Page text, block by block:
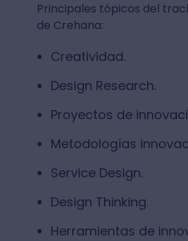
Principales tópicos del
de Crehana:
Creatividad.
Design Research.
Proyectos de
Metodologías
Service Design.
Design Thinking.
Herramientas de